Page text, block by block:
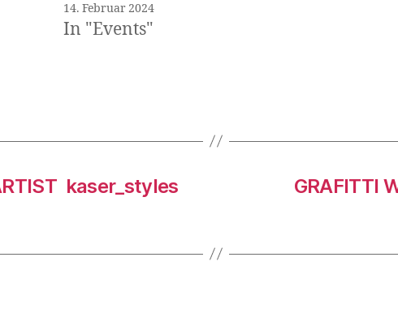
14. Februar 2024
In "Events"
kaser_styles
GRAFITTI